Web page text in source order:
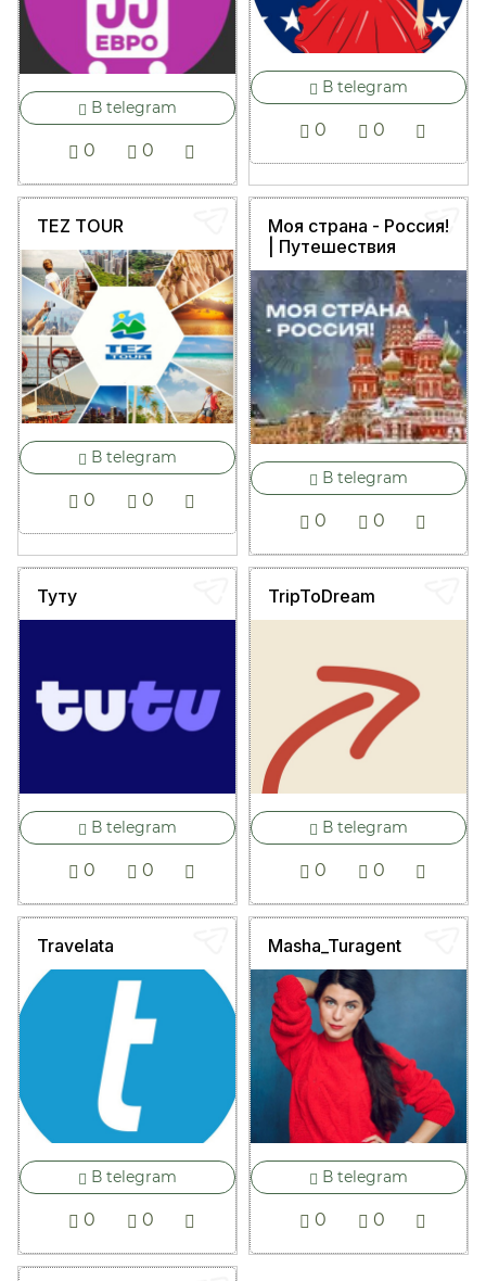
В telegram
0 0
В telegram
0 0
TEZ TOUR
В telegram
0 0
Моя страна - Россия!
| Путешествия
В telegram
0 0
Туту
В telegram
0 0
TripToDream
В telegram
0 0
Travelata
В telegram
0 0
Masha_Turagent
В telegram
0 0